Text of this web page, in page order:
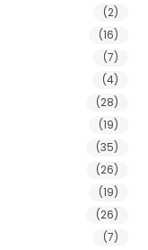
(2)
(16)
(7)
(4)
(28)
(19)
(35)
(26)
(19)
(26)
(7)